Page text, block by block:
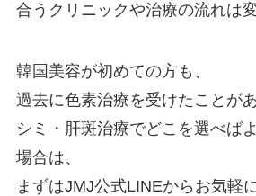
合うクリニックや治療の流れは
韓国美容が初めての方も、
過去に色素治療を受けたことがあ
シミ・肝斑治療でどこを選べば
場合は、
まずはJMJ公式LINEからお気軽